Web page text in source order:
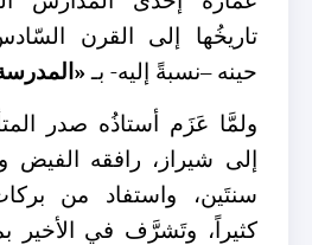
تاريخُها إلى القرن
حينه –نسبةً إليه- بـ
ولمَّا عَزَم أستاذُه صدر
إلى شيراز، رافقه الفيض
سنتَين، واستفاد من
كثيراً، وتَشرَّف في الأخير